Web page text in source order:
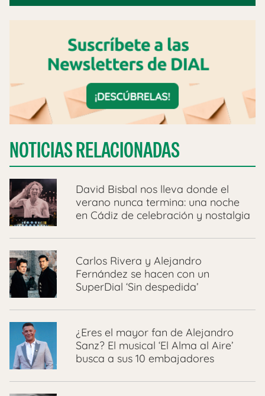
NOTICIAS RELACIONADAS
David Bisbal nos lleva donde el
verano nunca termina: una noche
en Cádiz de celebración y nostalgia
Carlos Rivera y Alejandro
Fernández se hacen con un
SuperDial ‘Sin despedida’
¿Eres el mayor fan de Alejandro
Sanz? El musical ‘El Alma al Aire’
busca a sus 10 embajadores